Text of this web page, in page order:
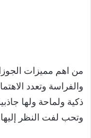
من اهم مميزات
والفراسة وتعدد
ذكية ولماحة ولها
وتحب لفت النظر